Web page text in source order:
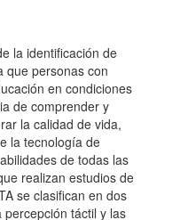
la identificación de
que personas con
en condiciones
de comprender y
la calidad de vida,
la tecnología de
de todas las
realizan estudios de
se clasifican en dos
táctil y las